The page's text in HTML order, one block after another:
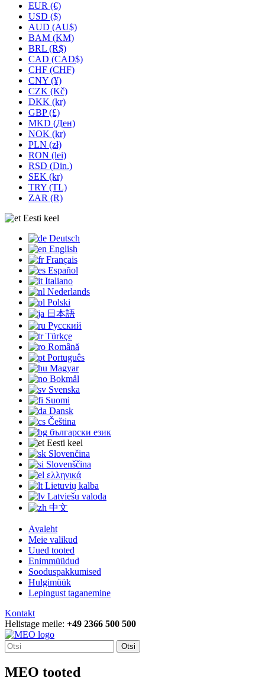
EUR (€)
USD ($)
AUD (AU$)
BAM (KM)
BRL (R$)
CAD (CAD$)
CHF (CHF)
CNY (¥)
CZK (Kč)
DKK (kr)
GBP (£)
MKD (Ден)
NOK (kr)
PLN (zł)
RON (lei)
RSD (Din.)
SEK (kr)
TRY (TL)
ZAR (R)
Eesti keel
Deutsch
English
Français
Español
Italiano
Nederlands
Polski
日本語
Русский
Türkçe
Română
Português
Magyar
Bokmål
Svenska
Suomi
Dansk
Čeština
български език
Eesti keel
Slovenčina
Slovenščina
ελληνικά
Lietuvių kalba
Latviešu valoda
中文
Avaleht
Meie valikud
Uued tooted
Enimmüüdud
Sooduspakkumised
Hulgimüük
Lepingust taganemine
Kontakt
Helistage meile: +49 2366 500 500
Otsi
MEO tooted